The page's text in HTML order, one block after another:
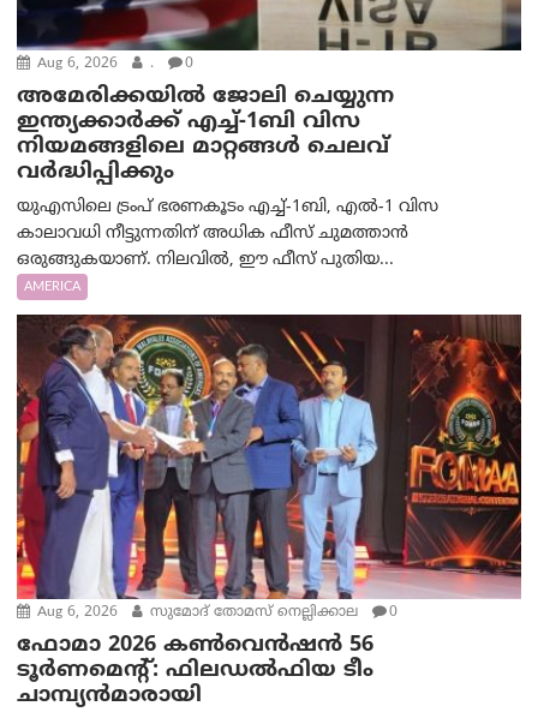
Aug 6, 2026 . 0
അമേരിക്കയില്‍ ജോലി ചെയ്യുന്ന
ഇന്ത്യക്കാർക്ക് എച്ച്-1ബി വിസ
നിയമങ്ങളിലെ മാറ്റങ്ങൾ ചെലവ്
വർദ്ധിപ്പിക്കും
യുഎസിലെ ട്രംപ് ഭരണകൂടം എച്ച്-1ബി, എൽ-1 വിസ
കാലാവധി നീട്ടുന്നതിന് അധിക ഫീസ് ചുമത്താൻ
ഒരുങ്ങുകയാണ്. നിലവിൽ, ഈ ഫീസ് പുതിയ...
AMERICA
Aug 6, 2026 സുമോദ് തോമസ് നെല്ലിക്കാല 0
ഫോമാ 2026 കൺവെൻഷൻ 56
ടൂർണമെന്റ്: ഫിലഡൽഫിയ ടീം
ചാമ്പ്യൻമാരായി